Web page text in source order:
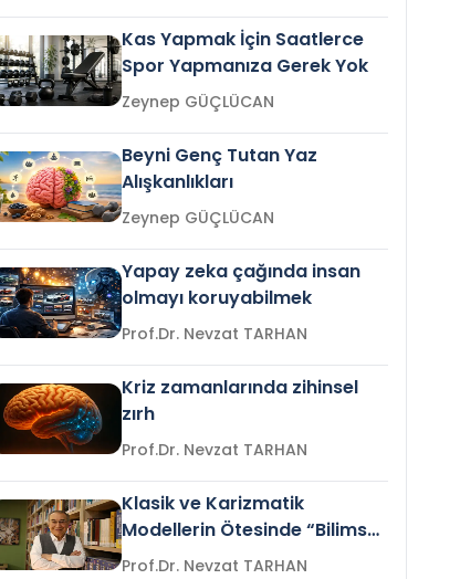
Kas Yapmak İçin Saatlerce
Spor Yapmanıza Gerek Yok
Zeynep GÜÇLÜCAN
Beyni Genç Tutan Yaz
Alışkanlıkları
Zeynep GÜÇLÜCAN
Yapay zeka çağında insan
olmayı koruyabilmek
Prof.Dr. Nevzat TARHAN
Kriz zamanlarında zihinsel
zırh
Prof.Dr. Nevzat TARHAN
Klasik ve Karizmatik
Modellerin Ötesinde “Bilimsel
Liderlik”
Prof.Dr. Nevzat TARHAN